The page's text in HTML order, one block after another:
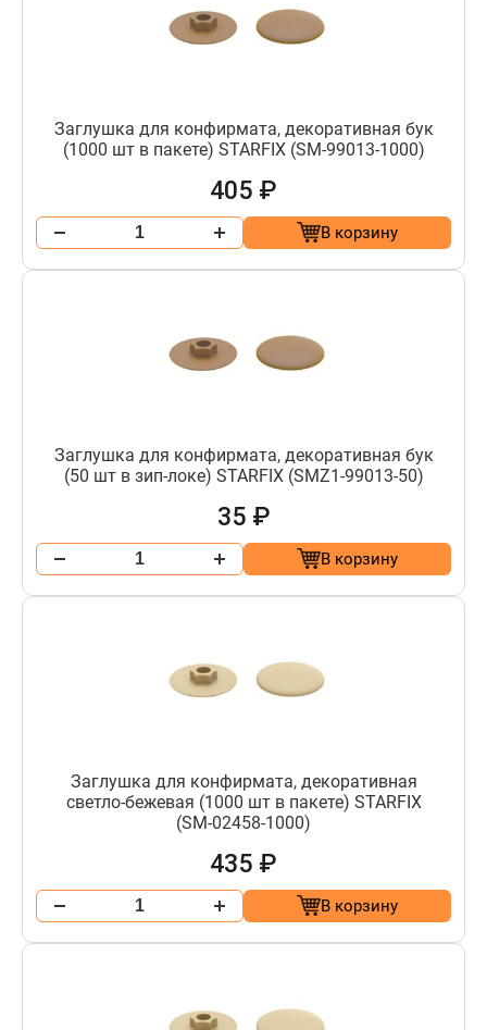
Заглушка для конфирмата, декоративная бук
(1000 шт в пакете) STARFIX (SM-99013-1000)
405 ₽
В корзину
Заглушка для конфирмата, декоративная бук
(50 шт в зип-локе) STARFIX (SMZ1-99013-50)
35 ₽
В корзину
Заглушка для конфирмата, декоративная
светло-бежевая (1000 шт в пакете) STARFIX
(SM-02458-1000)
435 ₽
В корзину